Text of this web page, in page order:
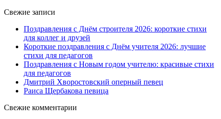
Свежие записи
Поздравления с Днём строителя 2026: короткие стихи
для коллег и друзей
Короткие поздравления с Днём учителя 2026: лучшие
стихи для педагогов
Поздравления с Новым годом учителю: красивые стихи
для педагогов
Дмитрий Хворостовский оперный певец
Раиса Щербакова певица
Свежие комментарии